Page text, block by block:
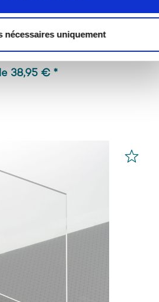
nécessaires uniquement
PLEXIGLAS®
99532
38,95 € *